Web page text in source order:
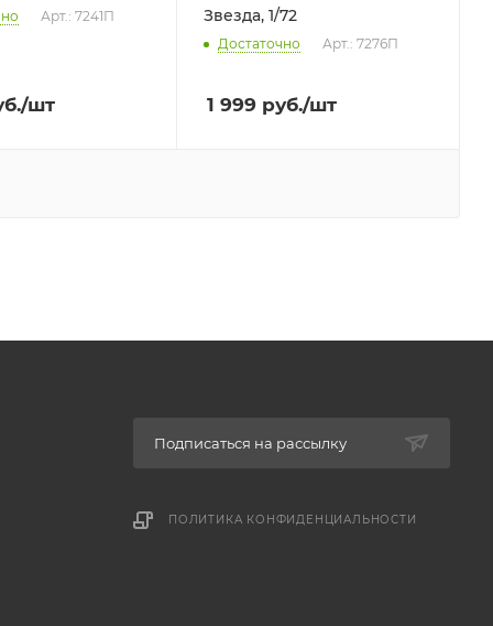
Арт.: 7241П
/шт
Звезда, 1/72
Достаточно Арт.: 7276П
1 999 руб./шт
Подписаться на рассылку
ПОЛИТИКА КОНФИДЕНЦИАЛЬНОСТИ